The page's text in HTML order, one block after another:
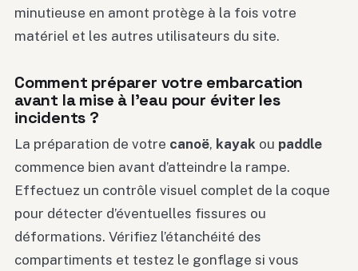
minutieuse en amont protège à la fois votre
matériel et les autres utilisateurs du site.
Comment préparer votre embarcation
avant la mise à l’eau pour éviter les
incidents ?
La préparation de votre canoë, kayak ou paddle
commence bien avant d’atteindre la rampe.
Effectuez un contrôle visuel complet de la coque
pour détecter d’éventuelles fissures ou
déformations. Vérifiez l’étanchéité des
compartiments et testez le gonflage si vous